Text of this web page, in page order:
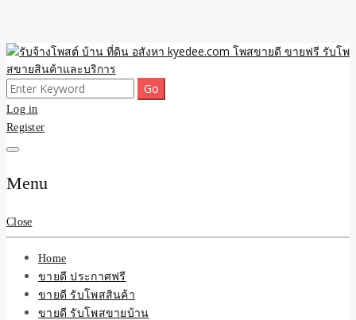
Skip
to
content
รับจ้างโพสต์ บ้าน ที่ดิน
อสังหา kyedee.com โพส
ขายดี ขายฟรี รับโพสขาย
สินค้าและบริการ
ขายดี โพสประกาศขายสินค้าฟรี บ้าน ที่ดิน อสังหา รับโพสต์ประกาศขาย
ของ รับรองผล ดีที่สุดถูกที่สุด ติดหน้าแรกกูเกืล
Search
for:
Log in
Register
Menu
Close
Home
ขายดี ประกาศฟรี
ขายดี รับโพสสินค้า
ขายดี รับโพสขายบ้าน